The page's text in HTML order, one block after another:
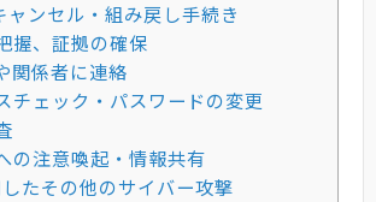
ャンセル・組み戻し手続き
握、証拠の確保
関係者に連絡
チェック・パスワードの変更
の注意喚起・情報共有
たその他のサイバー攻撃